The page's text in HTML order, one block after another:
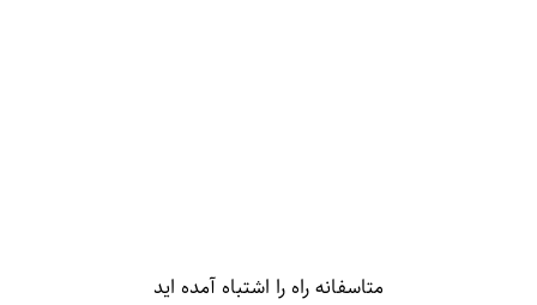
متاسفانه راه را اشتباه آمده اید